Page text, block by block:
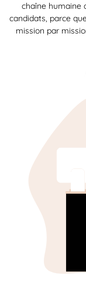
chaîne humaine
candidats, parce
mission par